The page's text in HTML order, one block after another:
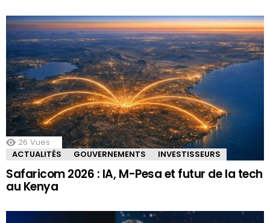
26 Vues
ACTUALITÉS
GOUVERNEMENTS INVESTISSEURS
Safaricom 2026 : IA, M-Pesa et futur de la tech
au Kenya